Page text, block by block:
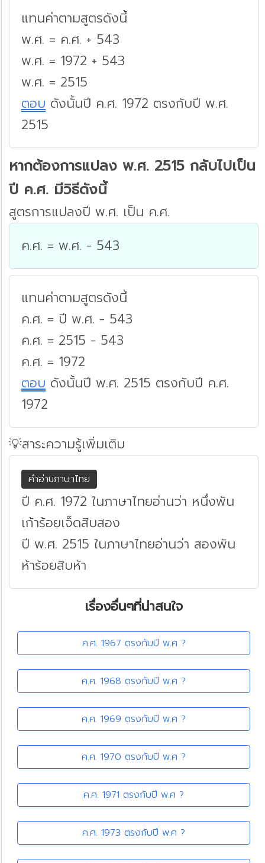
แทนค่าตามสูตรดังนี้
พ.ศ. = ค.ศ. + 543
พ.ศ. = 1972 + 543
พ.ศ. = 2515
ตอบ ดังนั้นปี ค.ศ. 1972 ตรงกับปี พ.ศ.
2515
หากต้องการแปลง พ.ศ. 2515 กลับไปเป็น
ปี ค.ศ. มีวิธีดังนี้
สูตรการแปลงปี พ.ศ. เป็น ค.ศ.
ค.ศ. = พ.ศ. - 543
แทนค่าตามสูตรดังนี้
ค.ศ. = ปี พ.ศ. - 543
ค.ศ. = 2515 - 543
ค.ศ. = 1972
ตอบ ดังนั้นปี พ.ศ. 2515 ตรงกับปี ค.ศ.
1972
💡สาระความรู้เพิ่มเติม
คำอ่านภาษาไทย
ปี ค.ศ. 1972 ในภาษาไทยอ่านว่า หนึ่งพัน
เก้าร้อยเจ็ดสิบสอง
ปี พ.ศ. 2515 ในภาษาไทยอ่านว่า สองพัน
ห้าร้อยสิบห้า
เรื่องอื่นๆที่น่าสนใจ
ค.ศ. 1967 ตรงกับปี พ.ศ ?
ค.ศ. 1968 ตรงกับปี พ.ศ ?
ค.ศ. 1969 ตรงกับปี พ.ศ ?
ค.ศ. 1970 ตรงกับปี พ.ศ ?
ค.ศ. 1971 ตรงกับปี พ.ศ ?
ค.ศ. 1973 ตรงกับปี พ.ศ ?